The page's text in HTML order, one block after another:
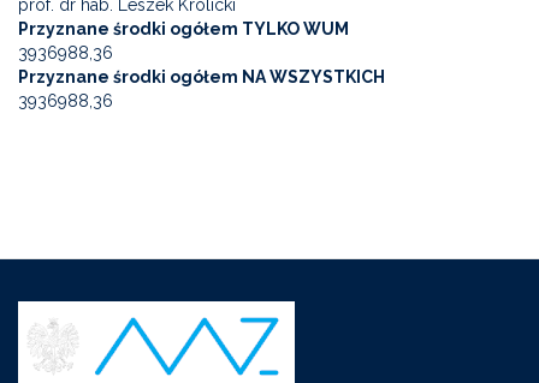
prof. dr hab. Leszek Królicki
Przyznane środki ogółem TYLKO WUM
3936988,36
Przyznane środki ogółem NA WSZYSTKICH
3936988,36